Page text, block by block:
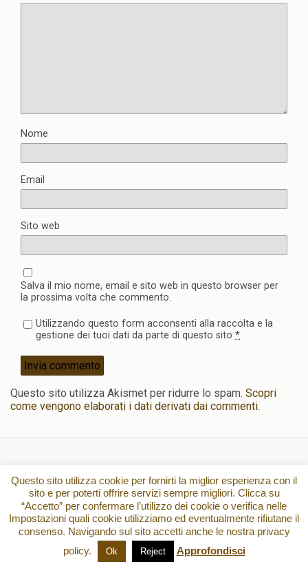
Nome
Email
Sito web
Salva il mio nome, email e sito web in questo browser per
la prossima volta che commento.
Utilizzando questo form acconsenti alla raccolta e la
gestione dei tuoi dati da parte di questo sito *
Questo sito utilizza Akismet per ridurre lo spam. Scopri
come vengono elaborati i dati derivati dai commenti.
Torna su
Dispositivo Portatile Pc Desktop
All content Copyright
Questo sito utilizza cookie per fornirti la miglior esperienza con il
sito e per poterti offrire servizi sempre migliori. Clicca su
“Accetto” per confermare l’utilizzo dei cookie o verifica nelle
Impostazioni quali cookie utilizziamo ed eventualmente rifiutane il
consenso. Navigando sul sito accetti anche le nostra privacy
policy.
Ok Reject Approfondisci